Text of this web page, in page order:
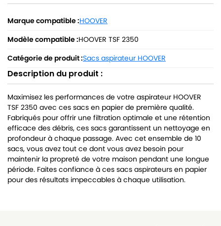
Marque compatible :HOOVER
Modèle compatible :HOOVER TSF 2350
Catégorie de produit :Sacs aspirateur HOOVER
Description du produit :
Maximisez les performances de votre aspirateur HOOVER
TSF 2350 avec ces sacs en papier de première qualité.
Fabriqués pour offrir une filtration optimale et une rétention
efficace des débris, ces sacs garantissent un nettoyage en
profondeur à chaque passage. Avec cet ensemble de 10
sacs, vous avez tout ce dont vous avez besoin pour
maintenir la propreté de votre maison pendant une longue
période. Faites confiance à ces sacs aspirateurs en papier
pour des résultats impeccables à chaque utilisation.